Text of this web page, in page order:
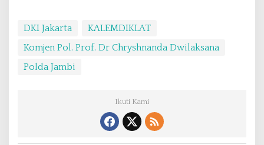
DKI Jakarta
KALEMDIKLAT
Komjen Pol. Prof. Dr Chryshnanda Dwilaksana
Polda Jambi
Ikuti Kami